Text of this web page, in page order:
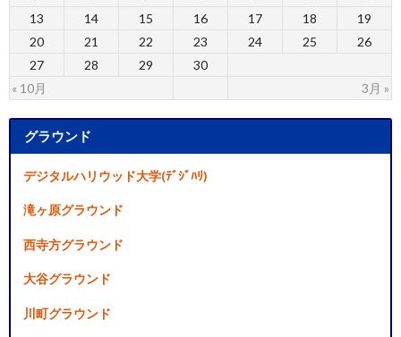
« 10月 3月 »
13
14 15 16 17 18
19
20
21 22 23 24 25
26
27
28 29 30
グラウンド
デジタルハリウッド大学(ﾃﾞｼﾞﾊﾘ)
滝ヶ原グラウンド
西寺方グラウンド
大谷グラウンド
川町グラウンド